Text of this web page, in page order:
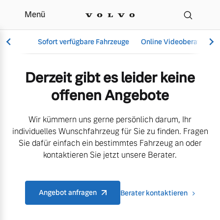
Aktuelle Angebote &
Menü
Sofort verfügbare Fahrzeuge Online Videoberatung
Vollelektrisch
6 Modelle
Derzeit gibt es leider keine
offenen Angebote
Wir kümmern uns gerne persönlich darum, Ihr
individuelles Wunschfahrzeug für Sie zu finden. Fragen
Sie dafür einfach ein bestimmtes Fahrzeug an oder
kontaktieren Sie jetzt unsere Berater.
Angebot anfragen Berater kontaktieren